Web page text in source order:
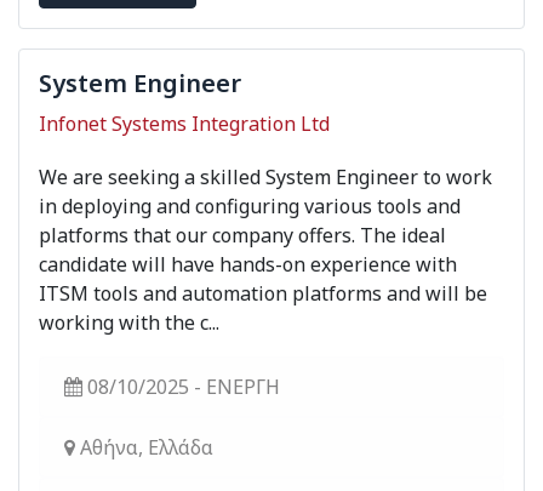
System Engineer
Infonet Systems Integration Ltd
We are seeking a skilled System Engineer to work
in deploying and configuring various tools and
platforms that our company offers. The ideal
candidate will have hands-on experience with
ITSM tools and automation platforms and will be
working with the c...
08/10/2025 - ΕΝΕΡΓΗ
Αθήνα, Ελλάδα